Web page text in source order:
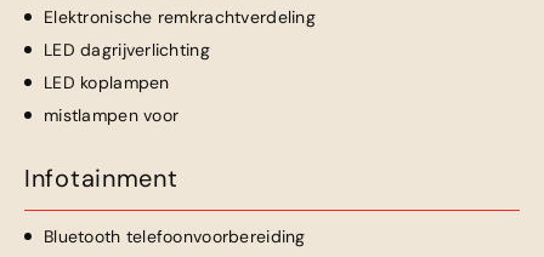
Elektronische remkrachtverdeling
LED dagrijverlichting
LED koplampen
mistlampen voor
Infotainment
Bluetooth telefoonvoorbereiding